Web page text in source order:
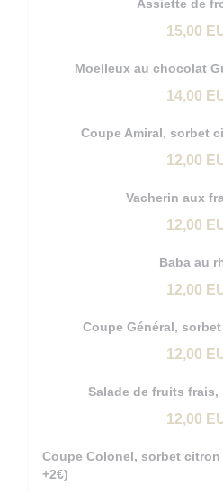
Assiette de
15,00
Moelleux au chocolat
14,00
Coupe Amiral, sorbet
12,00
Vacherin aux
12,00
Baba au
12,00
Coupe Général,
12,00
Salade de fruits
12,00
Coupe Colonel, sorbet
+2€)